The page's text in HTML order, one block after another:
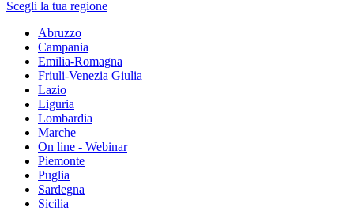
Scegli la tua regione
Abruzzo
Campania
Emilia-Romagna
Friuli-Venezia Giulia
Lazio
Liguria
Lombardia
Marche
On line - Webinar
Piemonte
Puglia
Sardegna
Sicilia